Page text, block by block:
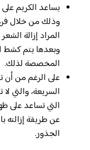
يساعد الكريم
وذلك من خلال
المراد إزالة
وبعدها يتم كشط
المخصصة لذلك.
على الرغم من أن
السريعة، والتي
التي تساعد على
عن طريقة إزالته
الجذور.